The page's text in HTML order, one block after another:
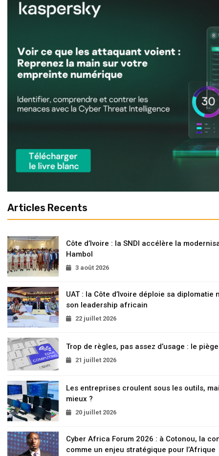
Articles Recents
Côte d’Ivoire : la SNDI accélère la
Hambol
3 août 2026
UAT : la Côte d’Ivoire déploie sa
son leadership africain
22 juillet 2026
Trop de règles, pas assez d’usage : le
21 juillet 2026
Les entreprises croulent sous les outils,
mieux ?
20 juillet 2026
Cyber Africa Forum 2026 : à Cotonou, la
comme un enjeu stratégique pour l’Afrique